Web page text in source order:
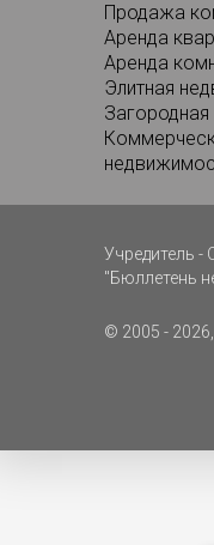
Продажа
Аренда
Аренда
Элитная
Учредитель
"Бюллетень
© 2005 -